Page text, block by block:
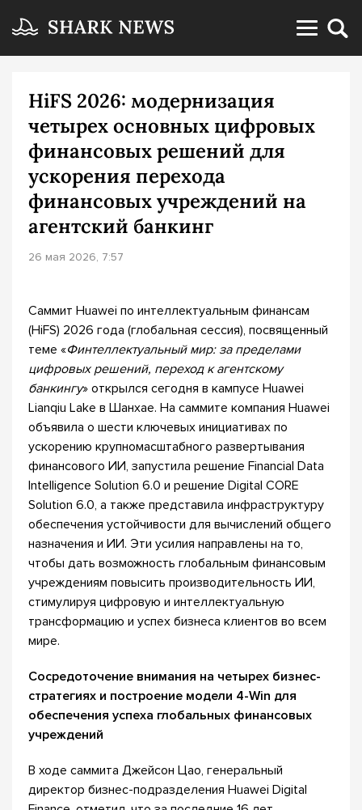
HiFS 2026: модернизация
четырех основных цифровых
финансовых решений для
ускорения перехода
финансовых учреждений на
агентский банкинг
26 мая 2026, 7:57
Саммит Huawei по интеллектуальным финансам
(HiFS) 2026 года (глобальная сессия), посвященный
теме «Финтеллектуальный мир: за пределами
цифровых решений, переход к агентскому
банкингу» открылся сегодня в кампусе Huawei
Lianqiu Lake в Шанхае. На саммите компания Huawei
объявила о шести ключевых инициативах по
ускорению крупномасштабного развертывания
финансового ИИ, запустила решение Financial Data
Intelligence Solution 6.0 и решение Digital CORE
Solution 6.0, а также представила инфраструктуру
обеспечения устойчивости для вычислений общего
назначения и ИИ. Эти усилия направлены на то,
чтобы дать возможность глобальным финансовым
учреждениям повысить производительность ИИ,
стимулируя цифровую и интеллектуальную
трансформацию и успех бизнеса клиентов во всем
мире.
Сосредоточение внимания на четырех бизнес-
стратегиях и построение модели 4-Win для
обеспечения успеха глобальных финансовых
учреждений
В ходе саммита Джейсон Цао, генеральный
директор бизнес-подразделения Huawei Digital